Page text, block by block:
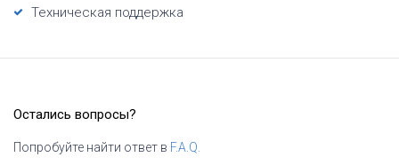
Техническая поддержка
Остались вопросы?
Попробуйте найти ответ в F.A.Q.